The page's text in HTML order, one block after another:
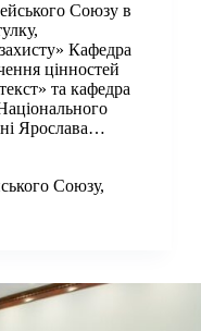
Союзу в
Кафедра
цінностей
та кафедра
Ярослава…
Союзу,